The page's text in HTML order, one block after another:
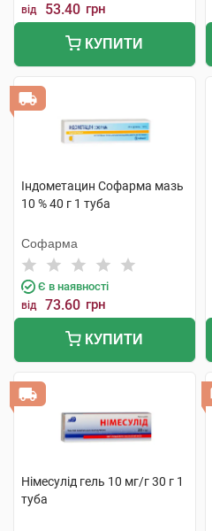
від 53.40 грн
КУПИТИ
Індометацин Софарма мазь
10 % 40 г 1 туба
Софарма
Є в наявності
від 73.60 грн
КУПИТИ
Німесулід гель 10 мг/г 30 г 1
туба